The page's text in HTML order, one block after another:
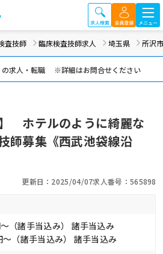
査技師 臨床検査技師求人 埼玉県 所沢市
の求人・転職 ※詳細はお問合せください
】 ホテルのように綺麗な
師募集《西武池袋線沿
更新日：2025/04/07求人番号：565898
（諸手当込み） 諸手当込み
〜（諸手当込み） 諸手当込み